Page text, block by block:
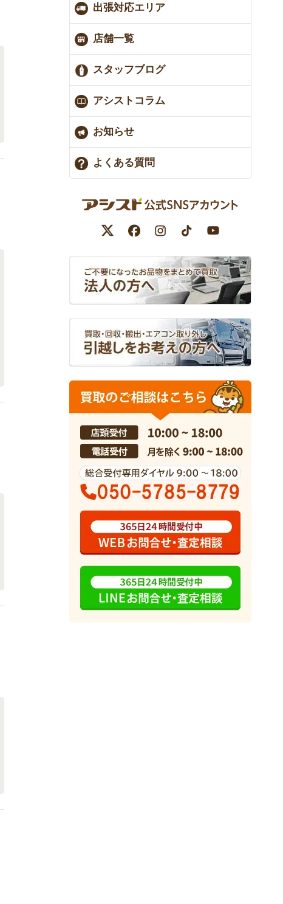
出張対応エリア
店舗一覧
スタッフブログ
アシストコラム
お知らせ
よくある質問